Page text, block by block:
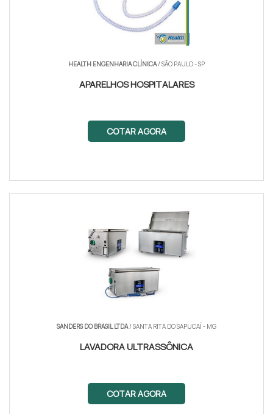
HEALTH ENGENHARIA CLÍNICA/ SÃO PAULO - SP
APARELHOS HOSPITALARES
COTAR AGORA
SANDERS DO BRASIL LTDA/ SANTA RITA DO SAPUCAÍ - MG
LAVADORA ULTRASSÔNICA
COTAR AGORA